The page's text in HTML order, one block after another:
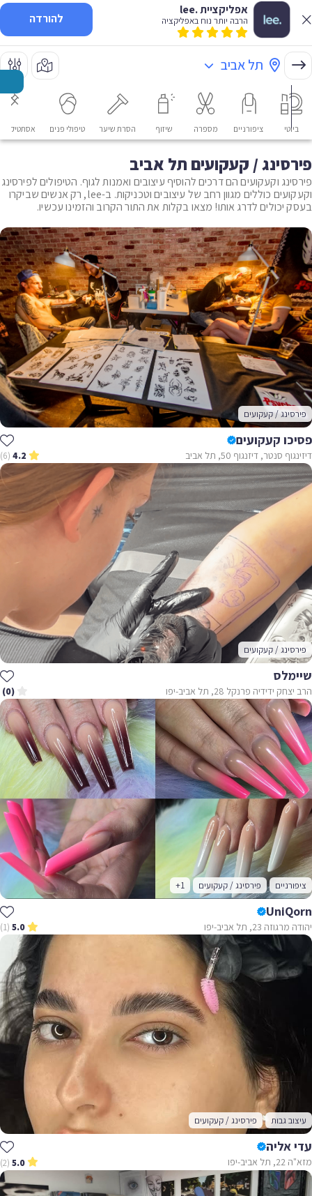
אפליקציית .lee
הרבה יותר נוח באפליקציה להורדה
תל אביב
ביוטי ציפורניים מספרה שיזוף הסרת שיער טיפולי פנים אסתטיקה
פירסינג / קעקועים תל אביב
פירסינג וקעקועים הם דרכים להוסיף עיצובים ואמנות לגוף. הטיפולים לפירסינג
וקעקועים כוללים מגוון רחב של עיצובים וטכניקות. ב-lee, רק אנשים שביקרו
בעסק יכולים לדרג אותו! מצאו בקלות את התור הקרוב והזמינו עכשיו.
פירסינג / קעקועים
פסיכו קעקועים
דיזינגוף סנטר, דיזנגוף 50, תל אביב 4.2
(6)
פירסינג / קעקועים
שיימלס
הרב יצחק ידידיה פרנקל 28, תל אביב-יפו (0)
ציפורניים פירסינג / קעקועים +1
UniQorn
יהודה מרגוזה 23, תל אביב-יפו 5.0
(1)
עיצוב גבות פירסינג / קעקועים
עדי אליה
מזא"ה 22, תל אביב-יפו 5.0
(2)